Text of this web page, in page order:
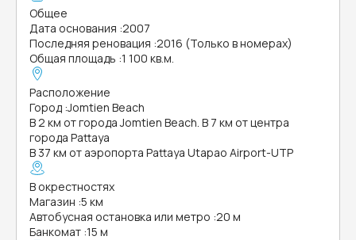
Общее
Дата основания :2007
Последняя реновация :2016 (Только в номерах)
Общая площадь :1 100 кв.м.
Расположение
Город :Jomtien Beach
В 2 км от города Jomtien Beach. В 7 км от центра
города Pattaya
В 37 км от аэропорта Pattaya Utapao Airport-UTP
В окрестностях
Магазин :5 км
Автобусная остановка или метро :20 м
Банкомат :15 м